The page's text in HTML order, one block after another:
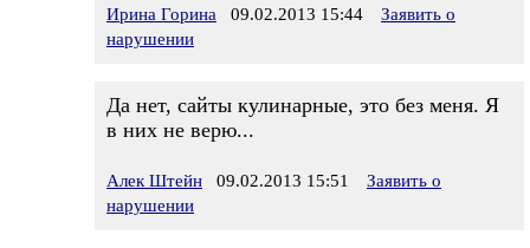
Ирина Горина 09.02.2013 15:44
Заявить о
нарушении
Да нет, сайты кулинарные, это без меня. Я
в них не верю...
Алек Штейн 09.02.2013 15:51
Заявить о
нарушении